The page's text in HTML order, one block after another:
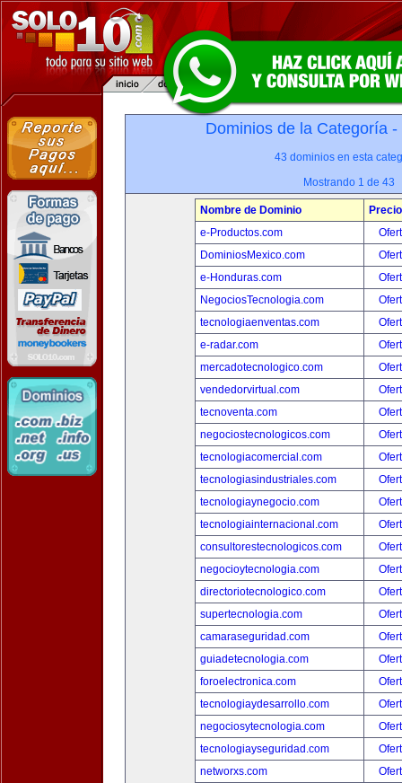
Dominios de la Categoría -
43 dominios en esta
Mostrando 1 de 43
Nombre de Dominio
Precio
e-Productos.com
DominiosMexico.com
e-Honduras.com
NegociosTecnologia.com
tecnologiaenventas.com
e-radar.com
mercadotecnologico.com
vendedorvirtual.com
tecnoventa.com
negociostecnologicos.com
tecnologiacomercial.com
tecnologiasindustriales.com
tecnologiaynegocio.com
tecnologiainternacional.com
consultorestecnologicos.com
negocioytecnologia.com
directoriotecnologico.com
supertecnologia.com
camaraseguridad.com
guiadetecnologia.com
foroelectronica.com
tecnologiaydesarrollo.com
negociosytecnologia.com
tecnologiayseguridad.com
networxs.com